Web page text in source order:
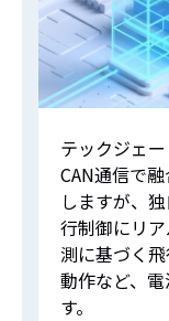
テックジェ
CAN通信で
しますが、
行制御にリ
測に基づく
動作など、
す。